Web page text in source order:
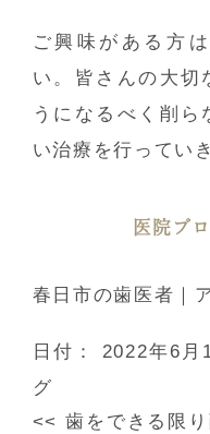
ご興味がある方
い。皆さんの大切
うになるべく削ら
い治療を行ってい
医院ブ
春日市の歯医者｜
日付： 2022年6月
グ
<< 歯をできる限